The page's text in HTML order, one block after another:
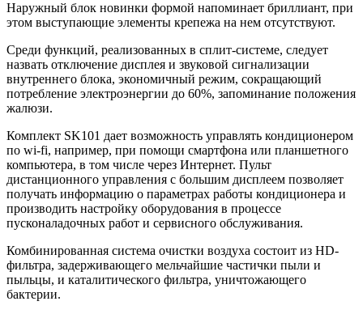
Наружный блок новинки формой напоминает бриллиант, при
этом выступающие элементы крепежа на нем отсутствуют.
Среди функций, реализованных в сплит-системе, следует
назвать отключение дисплея и звуковой сигнализации
внутреннего блока, экономичный режим, сокращающий
потребление электроэнергии до 60%, запоминание положения
жалюзи.
Комплект SK101 дает возможность управлять кондиционером
по wi-fi, например, при помощи смартфона или планшетного
компьютера, в том числе через Интернет. Пульт
дистанционного управления с большим дисплеем позволяет
получать информацию о параметрах работы кондиционера и
производить настройку оборудования в процессе
пусконаладочных работ и сервисного обслуживания.
Комбинированная система очистки воздуха состоит из HD-
фильтра, задерживающего мельчайшие частички пыли и
пыльцы, и каталитического фильтра, уничтожающего
бактерии.